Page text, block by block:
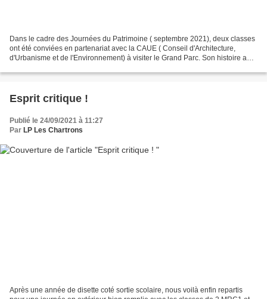
Dans le cadre des Journées du Patrimoine ( septembre 2021), deux classes
ont été conviées en partenariat avec la CAUE ( Conseil d'Architecture,
d'Urbanisme et de l'Environnement) à visiter le Grand Parc. Son histoire a
Esprit critique !
Publié le 24/09/2021 à 11:27
Par LP Les Chartrons
Après une année de disette coté sortie scolaire, nous voilà enfin repartis